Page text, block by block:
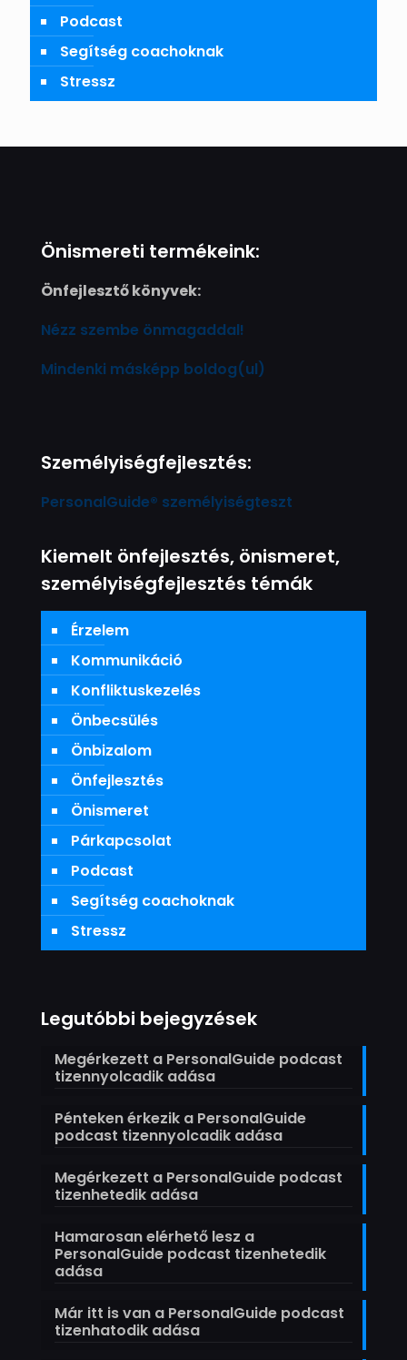
Podcast
Segítség coachoknak
Stressz
Önismereti termékeink:
Önfejlesztő könyvek:
Nézz szembe önmagaddal!
Mindenki másképp boldog(ul)
Személyiségfejlesztés:
PersonalGuide® személyiségteszt
Kiemelt önfejlesztés, önismeret,
személyiségfejlesztés témák
Érzelem
Kommunikáció
Konfliktuskezelés
Önbecsülés
Önbizalom
Önfejlesztés
Önismeret
Párkapcsolat
Podcast
Segítség coachoknak
Stressz
Legutóbbi bejegyzések
Megérkezett a PersonalGuide podcast
tizennyolcadik adása
Pénteken érkezik a PersonalGuide
podcast tizennyolcadik adása
Megérkezett a PersonalGuide podcast
tizenhetedik adása
Hamarosan elérhető lesz a
PersonalGuide podcast tizenhetedik
adása
Már itt is van a PersonalGuide podcast
tizenhatodik adása